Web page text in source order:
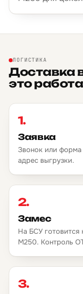
ЛОГИСТИКА
Доставка
это
1.
Заявка
Звонок или
адрес выгрузки.
2.
Замес
На БСУ готовится
М250. Контроль
3.